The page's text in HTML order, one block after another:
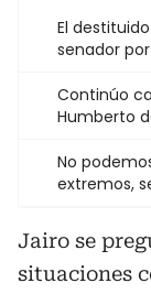
El
senador
Continúo
Humberto
No
extremos,
Jairo se
situaciones